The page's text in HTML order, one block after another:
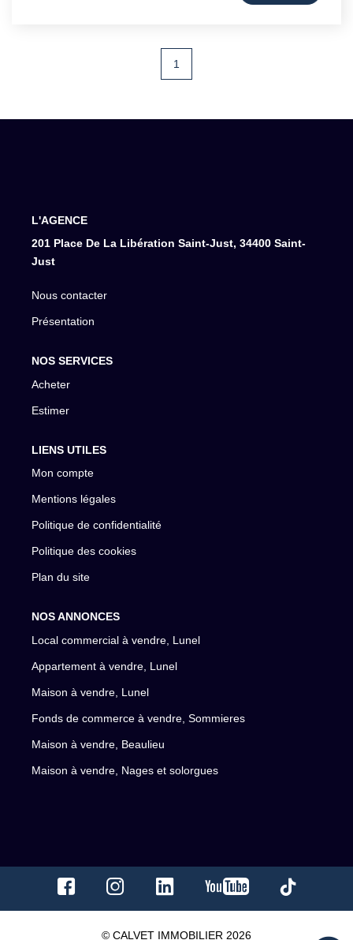
télétravail. - Piscine en pierres de BALI - Garage -
1
L'AGENCE
201 Place De La Libération Saint-Just, 34400 Saint-
Just
Nous contacter
Présentation
NOS SERVICES
Acheter
Estimer
LIENS UTILES
Mon compte
Mentions légales
Politique de confidentialité
Politique des cookies
Plan du site
NOS ANNONCES
Local commercial à vendre, Lunel
Appartement à vendre, Lunel
Maison à vendre, Lunel
Fonds de commerce à vendre, Sommieres
Maison à vendre, Beaulieu
Maison à vendre, Nages et solorgues
© CALVET IMMOBILIER 2026